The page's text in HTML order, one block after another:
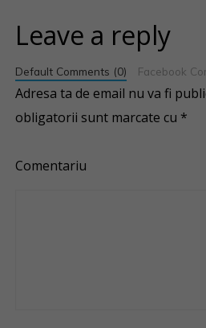
Leave a reply
Default Comments (0) Facebook
Adresa ta de email nu va fi
obligatorii sunt marcate cu *
Comentariu